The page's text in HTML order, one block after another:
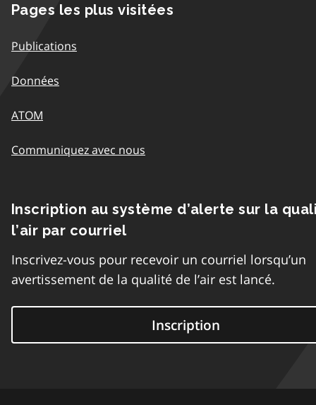
Pages les plus visitées
Publications
Données
ATOM
Communiquez avec nous
Inscription au système d’alerte sur la
l’air par courriel
Inscrivez-vous pour recevoir un courriel lorsqu’un
avertissement de la qualité de l’air est lancé.
Inscription